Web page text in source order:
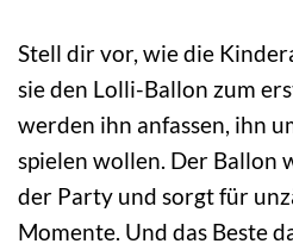
Stell dir vor, wie die
sie den Lolli-Ballon zum
werden ihn anfassen, ihn
spielen wollen. Der
der Party und sorgt für
Momente. Und das Beste